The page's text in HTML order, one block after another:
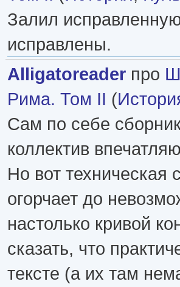
Залил
исправлены.
Alligatoreader про
Рима. Том II (
Сам по себе
коллектив
Но вот
огорчает до
настолько кривой
сказать, что
тексте (а их там